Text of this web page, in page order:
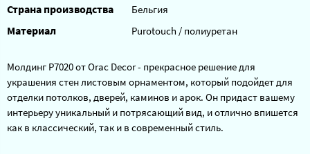
Страна производства Бельгия
Материал Purotouch / полиуретан
Молдинг P7020 от Orac Decor - прекрасное решение для
украшения стен листовым орнаментом, который подойдет для
отделки потолков, дверей, каминов и арок. Он придаст вашему
интерьеру уникальный и потрясающий вид, и отлично впишется
как в классический, так и в современный стиль.